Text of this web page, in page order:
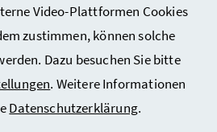
Video-Plattformen Cookies
zustimmen, können solche
Dazu besuchen Sie bitte
. Weitere Informationen
Datenschutzerklärung.
Einstellungen